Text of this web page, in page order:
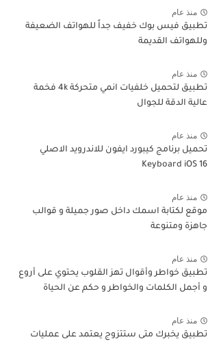
منذ عام
تطبيق فيس بوك خفيف جداً للهواتف الضعيفة
وللهواتف القديمة
منذ عام
تطبيق لتحميل خلفيات انمي متحركة 4k فخمة
عالية الدقة للجوال
منذ عام
تحميل برنامج كيبورد ايفون للاندرويد الاصلي
Keyboard iOS 16
منذ عام
موقع لكتابة اسمك داخل صور جميلة و قوالب
جاهزة ومتنوعة
منذ عام
تطبيق خواطر وأقوال تهز القلوب يحتوي على أروع
و أجمل الكلمات والخواطر و حكم عن الحياة
منذ عام
تطبيق يخبرك متى ستتزوج يعتمد على عمليات